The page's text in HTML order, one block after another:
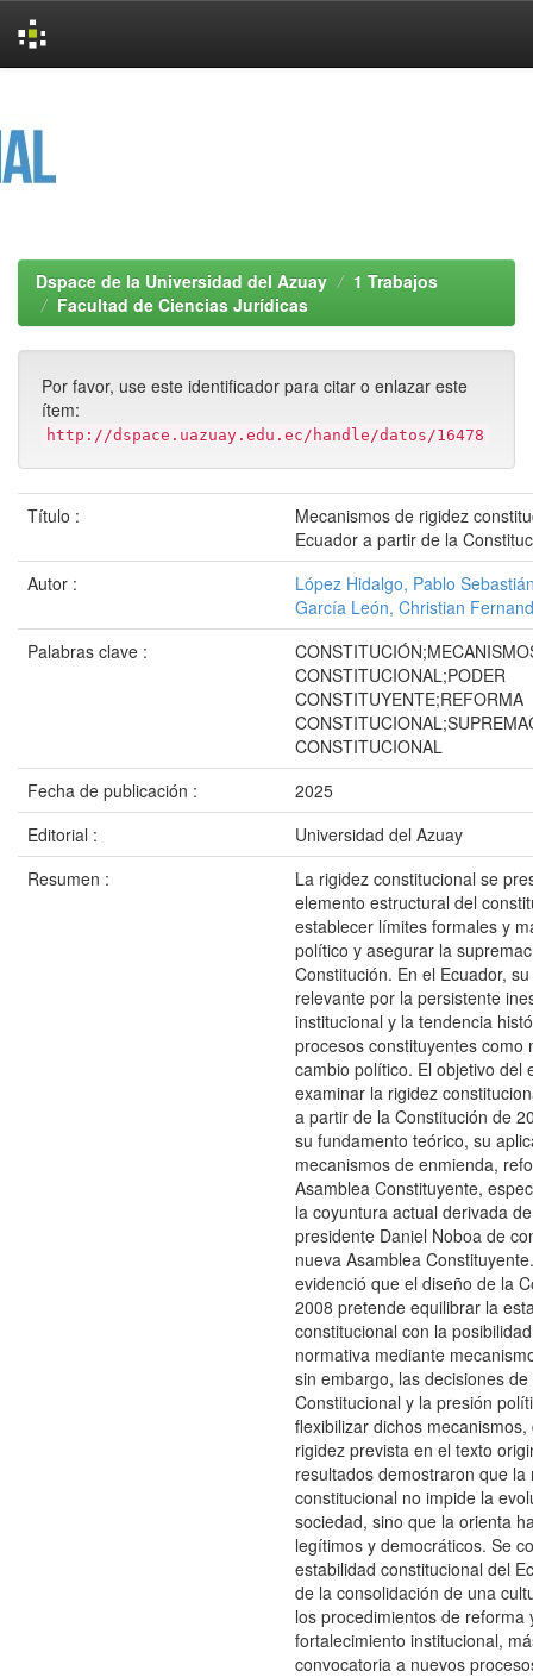
Dspace de la Universidad del Azuay
1 Trabajos
Facultad de Ciencias Jurídicas
Por favor, use este identificador para citar o enlazar este
ítem:
http://dspace.uazuay.edu.ec/handle/datos/16478
Título :
Mecanismos de rigidez
Ecuador a partir de la
Autor :
López Hidalgo, Pablo
García León, Christian
Palabras clave :
CONSTITUCIONAL;PODER
CONSTITUYENTE;REFORMA
CONSTITUCIONAL
Fecha de publicación :
2025
Editorial :
Universidad del Azuay
Resumen :
La rigidez constitucional se
elemento estructural del
establecer límites formales y
político y asegurar la
Constitución. En el Ecuador,
relevante por la persistente
institucional y la tendencia
procesos constituyentes como
cambio político. El objetivo del
examinar la rigidez
a partir de la Constitución de
su fundamento teórico, su
mecanismos de enmienda,
Asamblea Constituyente,
la coyuntura actual derivada
presidente Daniel Noboa de
nueva Asamblea
evidenció que el diseño de la
2008 pretende equilibrar la
constitucional con la
normativa mediante
sin embargo, las decisiones
Constitucional y la presión
flexibilizar dichos
rigidez prevista en el texto
resultados demostraron que la
constitucional no impide la
sociedad, sino que la orienta
legítimos y democráticos. Se
estabilidad constitucional del
de la consolidación de una
los procedimientos de reforma
fortalecimiento institucional,
convocatoria a nuevos